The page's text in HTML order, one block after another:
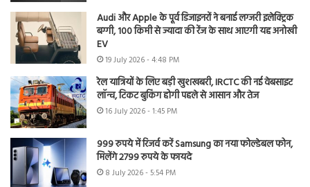
Audi और Apple के पूर्व डिजाइनरों ने बनाई लग्जरी इलेक्ट्रिक
बग्गी, 100 किमी से ज्यादा की रेंज के साथ आएगी यह अनोखी
EV
19 July 2026 - 4:48 PM
रेल यात्रियों के लिए बड़ी खुशखबरी, IRCTC की नई वेबसाइट
लॉन्च, टिकट बुकिंग होगी पहले से आसान और तेज
16 July 2026 - 1:45 PM
999 रुपये में रिजर्व करें Samsung का नया फोल्डेबल फोन,
मिलेंगे 2799 रुपये के फायदे
8 July 2026 - 5:54 PM